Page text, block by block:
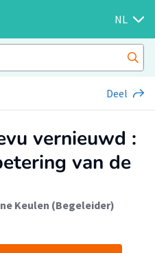
NL
Deel
vernieuwd :
van de
Keulen (Begeleider)